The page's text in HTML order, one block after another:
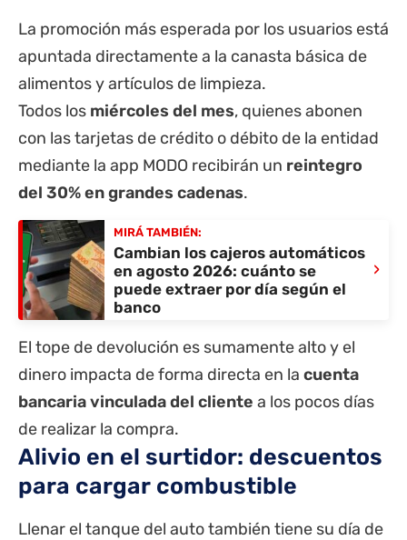
La promoción más esperada por los usuarios está
apuntada directamente a la canasta básica de
alimentos y artículos de limpieza.
Todos los miércoles del mes, quienes abonen
con las tarjetas de crédito o débito de la entidad
mediante la app MODO recibirán un reintegro
del 30% en grandes cadenas.
MIRÁ TAMBIÉN:
Cambian los cajeros automáticos
en agosto 2026: cuánto se
puede extraer por día según el
banco
›
El tope de devolución es sumamente alto y el
dinero impacta de forma directa en la cuenta
bancaria vinculada del cliente a los pocos días
de realizar la compra.
Alivio en el surtidor: descuentos
para cargar combustible
Llenar el tanque del auto también tiene su día de